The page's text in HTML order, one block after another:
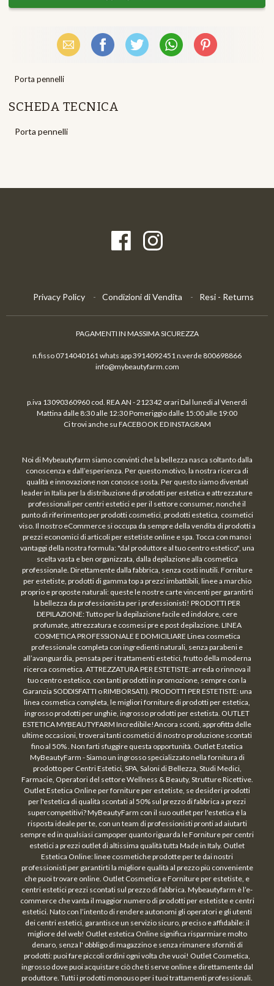
Email FacebookX (Twitter)WhatsAppPinterest
Porta pennelli
SCHEDA TECNICA
Porta pennelli
Privacy Policy Condizioni di Vendita Resi - Returns
PAGAMENTI IN MASSIMA SICUREZZA
n.fisso 0714040161 whats app 3914092451 n.verde 800698866
info@mybeautyfarm.com
p.iva 13090360960 cod. REA AN - 212342 orari Dal lunedi al Venerdi
Mattina dalle 8:30 alle 12:30 Pomeriggio dalle 15:00 alle 19:00
Ci trovi anche su FACEBOOK ED INSTAGRAM
Noi di Mybeautyfarm siamo convinti che la bellezza nasca soltanto dalla
conoscenza e dall’esperienza. Per questo motivo, la nostra ricerca di
qualità e innovazione non conosce sosta. Per questo siamo diventati
leader in Italia per la distribuzione di prodotti per estetica e attrezzature
professionali per centri estetici e per il settore consumer, nonché il
punto di riferimento per prodotti cosmetici, prodotti estetica, cosmetici
viso. Il nostro eCommerce si occupa da sempre della vendita di prodotti a
prezzi economici di articoli per estetiste online e spa. Tocca con mano i
vantaggi della nostra formula: "dal produttore al tuo centro estetico", una
scelta vasta e ben organizzata, dalla depilazione alla cosmetica
professionale. Direttamente dalla fabbrica, senza costi inutili. Forniture
per estetiste, prodotti di gamma top a prezzi imbattibili, linee a marchio
proprio e proposte naturali: queste le nostre carte vincenti per garantirti
la bellezza da professionista per i professionisti! PRODOTTI PER
DEPILAZIONE: Tutto per la depilazione facile ed indolore, cere
profumate, attrezzatura e cosmesi pre e post depilazione. LINEA
COSMETICA PROFESSIONALE E DOMICILIARE Linea cosmetica
professionale completa con ingredienti naturali, senza parabeni e
all’avanguardia, pensata per i trattamenti estetici, frutto della moderna
ricerca cosmetica. ATTREZZATURA PER ESTETISTE: arreda o rinnova il
tuo centro estetico, con tanti prodotti in promozione, sempre con la
Garanzia SODDISFATTI o RIMBORSATI). PRODOTTI PER ESTETISTE: una
linea cosmetica completa, le migliori forniture di prodotti per estetica,
ingrosso prodotti per unghie, ingrosso prodotti per estetista. OUTLET
ESTETICA MYBEAUTYFARM Incredibile!Ancora sconti, approfitta delle
ultime occasioni, troverai tanti cosmetici di nostro produzione scontati
fino al 50% . Non farti sfuggire questa opportunità. Outlet Estetica
MyBeautyFarm - Siamo un ingrosso specializzato nella fornitura di
prodotto per Centri Estetici, SPA, Saloni di Bellezza, Studi Medici,
Farmacie, Operatori del settore Wellness & Beauty, Strutture Ricettive.
Outlet Estetica Online per forniture per estetiste, se desideri prodotti
per l'estetica di qualità scontati al 50% sul prezzo di fabbrica a prezzi
supercompetitivi? MyBeautyFarm con il suo outlet per l'estetica è la
risposta ideale per te, con un team di professionisti pronti ad aiutarti
sempre ed in qualsiasi campoper quanto riguarda le Forniture per centri
estetici a prezzi outlet di altissima qualità tutta Made in Italy. Outlet
Estetica Online: linee cosmetiche prodotte per te dai nostri
professionisti per garantirti la migliore qualità al prezzo più conveniente
che puoi trovare online. Outlet Cosmetica e Forniture per estetiste, e
centri estetici prezzi scontati sul prezzo di fabbrica. Mybeautyfarm è l’e-
commerce che vanta il maggior numero di prodotti per estetiste e centri
estetici. Nato con l’intento di rendere autonomi gli operatori e gli utenti
dei centri estetici, garantisce un servizio sicuro, preciso e affidabile: il
migliore del web! Outlet estetica Online significa risparmiare molto
denaro, senza l' obbligo di magazzino e senza rimanere sforniti di
prodotti: puoi fare piccoli ordini ogni volta che vuoi! Outlet Cosmetica,
ingrosso dove puoi acquistare ciò che ti serve online e direttamente dal
produttore. Tutti i prodotti monouso per i tuoi trattamenti professionali.